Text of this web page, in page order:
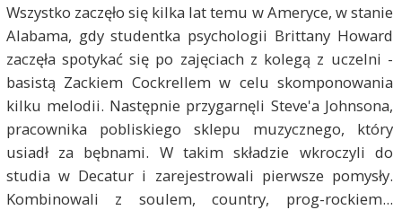
Wszystko zaczęło się kilka lat temu w Ameryce, w stanie
Alabama, gdy studentka psychologii Brittany Howard
zaczęła spotykać się po zajęciach z kolegą z uczelni -
basistą Zackiem Cockrellem w celu skomponowania
kilku melodii. Następnie przygarnęli Steve'a Johnsona,
pracownika pobliskiego sklepu muzycznego, który
usiadł za bębnami. W takim składzie wkroczyli do
studia w Decatur i zarejestrowali pierwsze pomysły.
Kombinowali z soulem, country, prog-rockiem...